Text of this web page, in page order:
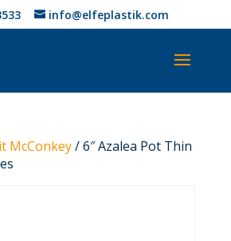
info@elfeplastik.com
McConkey/ 6″ Azalea Pot Thin